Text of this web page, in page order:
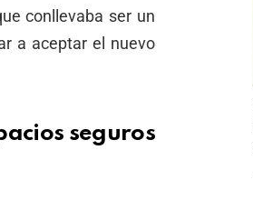
conllevaba ser un
a aceptar el nuevo
seguros